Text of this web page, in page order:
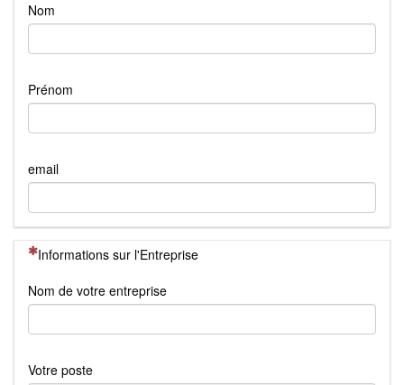
Nom
Prénom
email
(Cette question est obligatoire)
Informations sur l'Entreprise
Nom de votre entreprise
Votre poste